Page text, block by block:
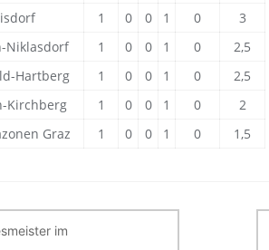
1 0 0 1 0
3
Niklasdorf 1 0 0 1 0
2,5
Hartberg 1 0 0 1 0
2,5
Kirchberg 1 0 0 1 0
2
Graz 1 0 0 1 0 1,5
im